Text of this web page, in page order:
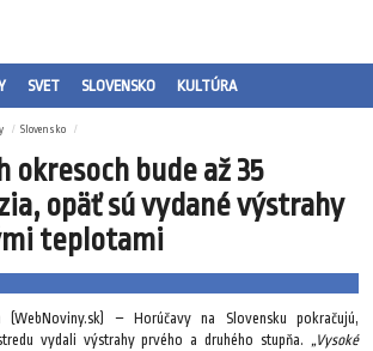
SVET SLOVENSKO KULTÚRA
Slovensko
bude až 35
opäť sú vydané výstrahy
teplotami
(WebNoviny.sk) – Horúčavy na Slovensku pokračujú,
vydali výstrahy prvého a druhého stupňa. „Vysoké